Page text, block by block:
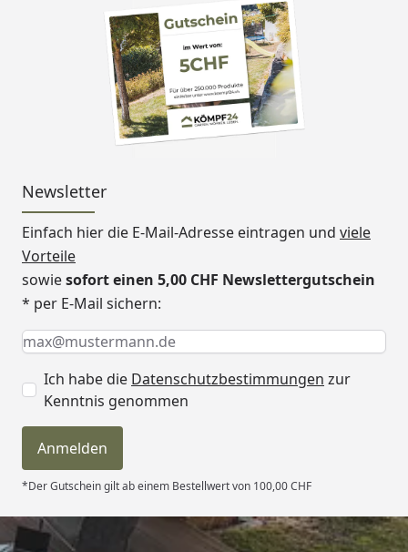
Newsletter
Einfach hier die E-Mail-Adresse eintragen und viele
Vorteile
sowiesofort einen 5,00 CHF Newslettergutschein
* per E-Mail sichern:
Keine Eingabe erforderlich
Eingabe erforderlich
E-Mail *
Ich habe die Datenschutzbestimmungen zur
Kenntnis genommen
Anmelden
*Der Gutschein gilt ab einem Bestellwert von 100,00 CHF